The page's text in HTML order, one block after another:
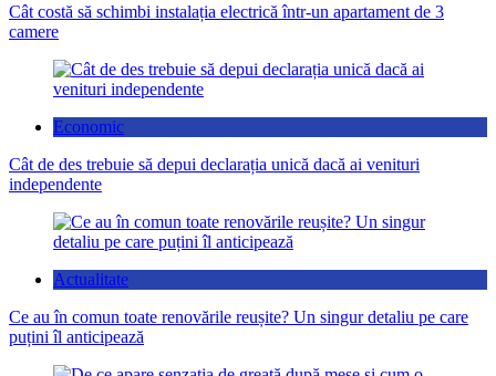
Cât costă să schimbi instalația electrică într-un apartament de 3
camere
Economic
Cât de des trebuie să depui declarația unică dacă ai venituri
independente
Actualitate
Ce au în comun toate renovările reușite? Un singur detaliu pe care
puțini îl anticipează